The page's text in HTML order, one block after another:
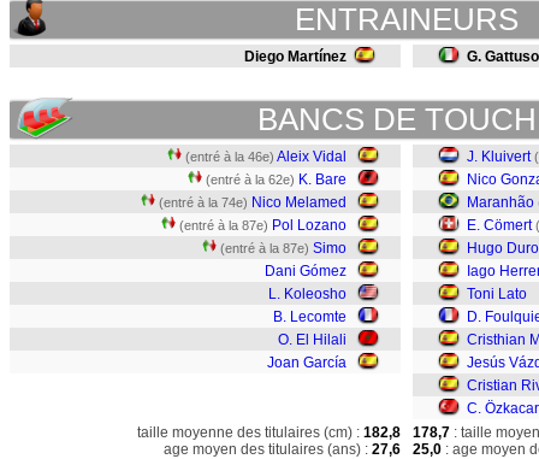
ENTRAINEURS
Diego Martínez G. Gattuso
BANCS DE
(entré à la 46e) Aleix Vidal
(entré à la 62e) K. Bare
(entré à la 74e) Nico Melamed
(entré à la 87e) Pol Lozano
(entré à la 87e) Simo
Dani Gómez
L. Koleosho
B. Lecomte
O. El Hilali
Joan García
J. Kluivert
Nico
Maranhão
E. Cömert
Hugo Duro
Iago
Toni Lato
D.
Cristhian
Jesús
Cristian
C. Özkacar
taille moyenne des titulaires (cm) : 182,8
age moyen des titulaires (ans) : 27,6
178,7 : taille
25,0 : age moyen